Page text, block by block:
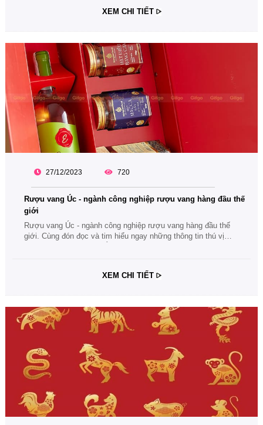
XEM CHI TIẾT
27/12/2023 720
Rượu vang Úc - ngành công nghiệp rượu vang hàng đầu thế
giới
Rượu vang Úc - ngành công nghiệp rượu vang hàng đầu thế
giới. Cùng đón đọc và tim hiểu ngay những thông tin thú vị
XEM CHI TIẾT